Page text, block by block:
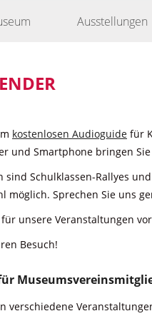
Ausstellungen
kostenlosen Audioguide für
und Smartphone bringen
sind Schulklassen-Rallyes
möglich. Sprechen Sie uns
unsere Veranstaltungen
Besuch!
verschiedene